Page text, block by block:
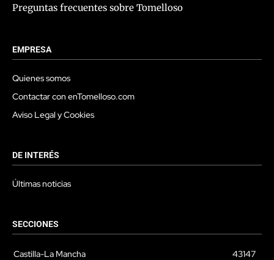
Preguntas frecuentes sobre Tomelloso
EMPRESA
Quienes somos
Contactar con enTomelloso.com
Aviso Legal y Cookies
DE INTERÉS
Últimas noticias
SECCIONES
Castilla-La Mancha
43147